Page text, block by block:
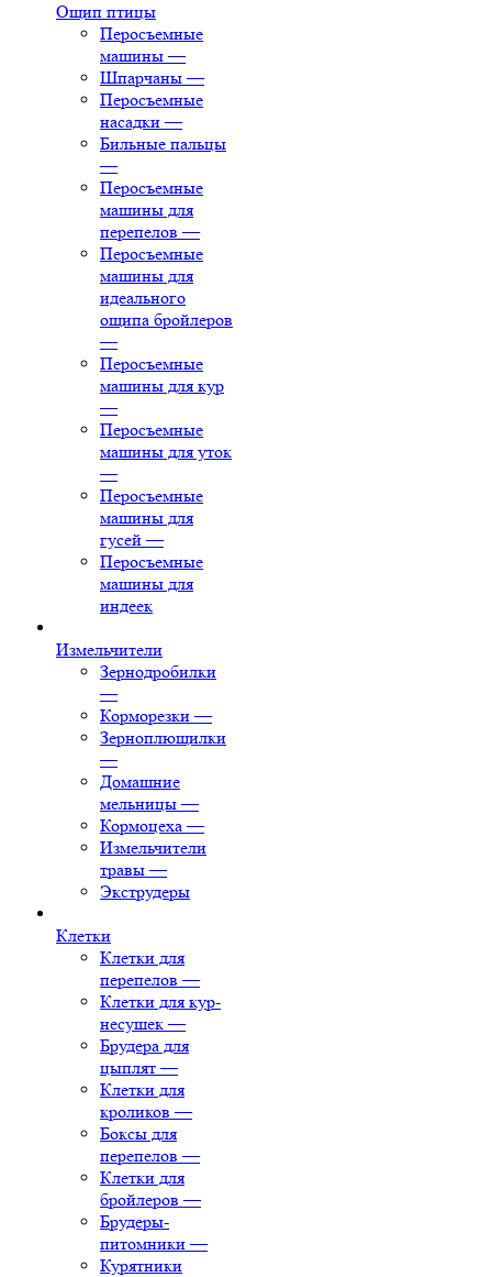
Ощип птицы
Перосъемные
машины —
Шпарчаны —
Перосъемные
насадки —
Бильные пальцы
—
Перосъемные
машины для
перепелов —
Перосъемные
машины для
идеального
ощипа бройлеров
—
Перосъемные
машины для кур
—
Перосъемные
машины для уток
—
Перосъемные
машины для
гусей —
Перосъемные
машины для
индеек
Измельчители
Зернодробилки
—
Корморезки —
Зерноплющилки
—
Домашние
мельницы —
Кормоцеха —
Измельчители
травы —
Экструдеры
Клетки
Клетки для
перепелов —
Клетки для кур-
несушек —
Брудера для
цыплят —
Клетки для
кроликов —
Боксы для
перепелов —
Клетки для
бройлеров —
Брудеры-
питомники —
Курятники